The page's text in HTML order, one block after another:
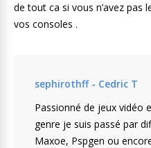
de tout ca si vous n’avez pas
vos consoles .
sephirothff - Cedric T
Passionné de jeux vidéo
genre je suis passé par
Maxoe, Pspgen ou